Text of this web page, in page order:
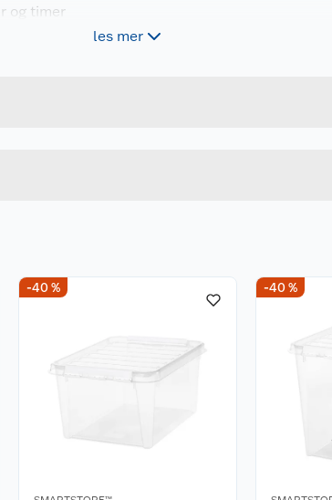
og timer
les merForpakningsmål
-40 % -40 %